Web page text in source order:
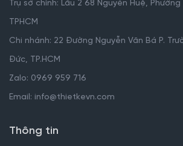
Trụ sở chính: Lầu 2 68 Nguyễn Huệ,
TPHCM
Chi nhánh: 22 Đường Nguyễn Văn Bá P.
Đức, TP.HCM
Zalo: 0969 959 716
Email: info@thietkevn.com
Thông tin